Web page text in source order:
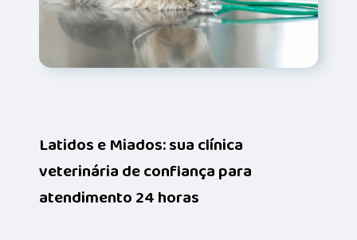
Latidos e Miados: sua clínica
veterinária de confiança para
atendimento 24 horas